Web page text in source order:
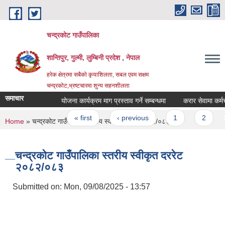
Skip to main content
चन्द्रकोट गाउँपालिका
शान्तिपुर, गुल्मी, लुम्बिनी प्रदेश , नेपाल
हरेक क्षेत्रमा सबैको कृयाशिलता, सबल एवम सक्षम
चन्द्रकोट,भ्रष्टचारमा शुन्य सहनशीलता
समाचार योजना कार्यक्रम माग प्रस्ताव गर्ने सम्बन्धमा करार सेवामा
Pages
« first ‹ previous 1
You are here
Home » चन्द्रकोट गाउँपालिका स्तरीय स्वीकृत दररेट २०८२/०८३
चन्द्रकोट गाउँपालिका स्तरीय स्वीकृत दररेट
२०८२/०८३
Submitted on: Mon, 09/08/2025 - 13:57